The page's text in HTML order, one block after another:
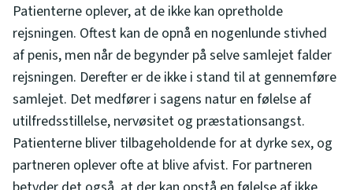
Patienterne oplever, at de ikke kan opretholde
rejsningen. Oftest kan de opnå en nogenlunde stivhed
af penis, men når de begynder på selve samlejet falder
rejsningen. Derefter er de ikke i stand til at gennemføre
samlejet. Det medfører i sagens natur en følelse af
utilfredsstillelse, nervøsitet og præstationsangst.
Patienterne bliver tilbageholdende for at dyrke sex, og
partneren oplever ofte at blive afvist. For partneren